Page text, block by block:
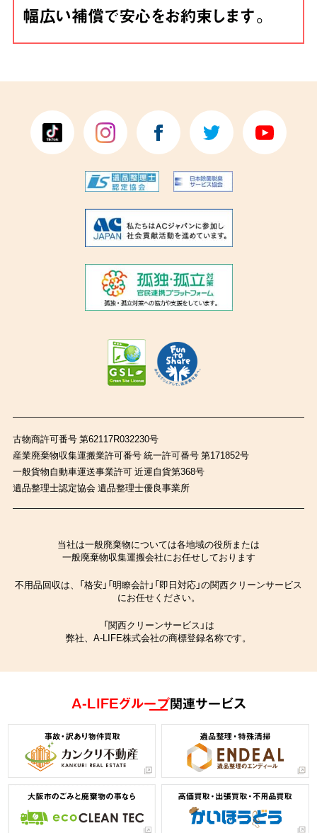
古物商許可番号 第62117R032230号
産業廃棄物収集運搬業許可番号 統一許可番号 第171852号
一般貨物自動車運送事業許可 近運自貨第368号
遺品整理士認定協会 遺品整理士優良事業所
当社は一般廃棄物については各地域の役所または
一般廃棄物収集運搬会社にお任せしております
不用品回収は、「格安」「明瞭会計」「即日対応」の関西クリーンサービス
にお任せください。
「関西クリーンサービス」は
弊社、A-LIFE株式会社の商標登録名称です。
A-LIFEグループ関連サービス